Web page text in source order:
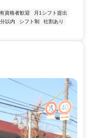
有資格者歓迎
月1シフト提出
以内 シフト制
社割あり